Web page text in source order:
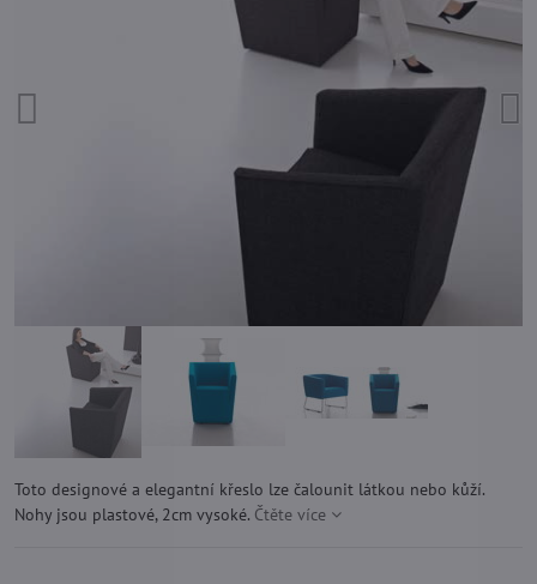
Toto designové a elegantní křeslo lze čalounit látkou nebo kůží.
Nohy jsou plastové, 2cm vysoké. Čtěte více